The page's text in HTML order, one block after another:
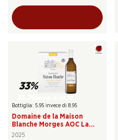
33%
Bottiglia: 5.95 invece di 8.95
Domaine de la Maison
Blanche Morges AOC La
Côte
2025